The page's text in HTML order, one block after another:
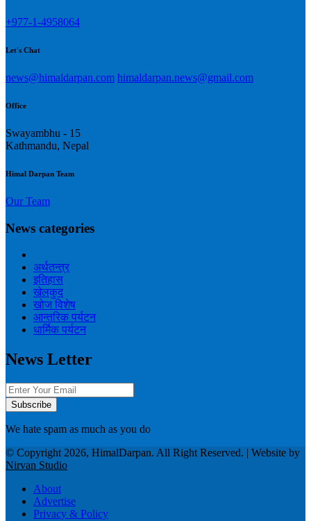
+977-1-4958064
Let's Chat
news@himaldarpan.com himaldarpan.news@gmail.com
Office
Swayambhu - 15
Kathmandu, Nepal
Himal Darpan Team
Our Team
News categories
अर्थतन्त्र
इतिहास
खेलकुद
खोज विशेष
आन्तरिक पर्यटन
धार्मिक पर्यटन
News Letter
We hate spam as much as you do
© Copyright 2026, HimalDarpan. All Right Reserved. | Website by
Nirvan Studio
About
Advertise
Privacy & Policy